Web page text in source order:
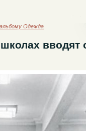
Одежда
вводят